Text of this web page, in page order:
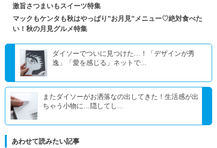
激旨さつまいもスイーツ特集
マックもケンタも秋はやっぱり”お月見”メニュー♡絶対食べた
い！秋の月見グルメ特集
ダイソーでついに見つけた…！「デザインが秀
逸」「愛を感じる」ネットで...
またダイソーがお洒落なの出してきた！生活感が出
ちゃう小物に…隠してし...
あわせて読みたい記事